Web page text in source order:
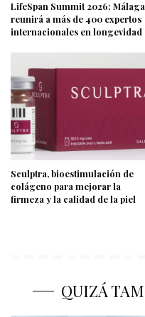
LifeSpan Summit 2026: Málaga
reunirá a más de 400 expertos
internacionales en longevidad
Sculptra, bioestimulación de
colágeno para mejorar la
firmeza y la calidad de la piel
QUIZÁ